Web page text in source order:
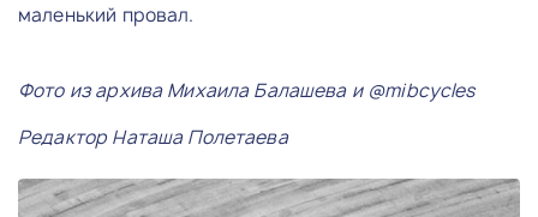
маленький провал.
Фото из архива Михаила Балашева и @mibcycles
Редактор Наташа Полетаева